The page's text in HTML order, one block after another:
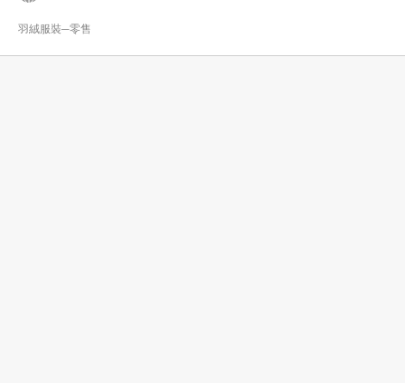
羽絨服裝─零售